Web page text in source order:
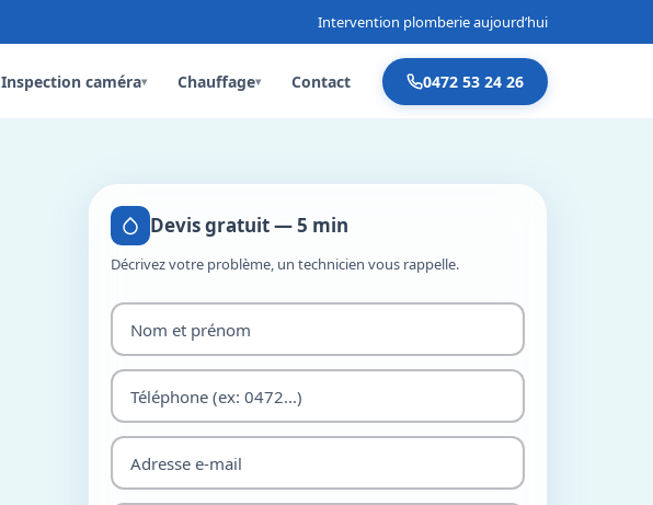
Intervention plomberie aujourd’hui
Inspection caméra▾ Chauffage▾ Contact 0472 53 24 26
Devis gratuit — 5 min
Décrivez votre problème, un technicien vous rappelle.